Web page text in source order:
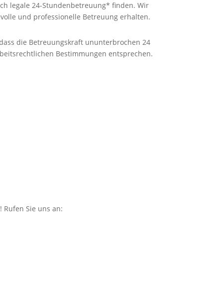
legale 24-Stundenbetreuung* finden. Wir
und professionelle Betreuung erhalten.
die Betreuungskraft ununterbrochen 24
Bestimmungen entsprechen.
Sie uns an: